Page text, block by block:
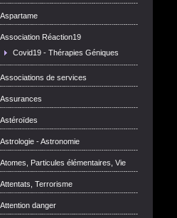
Aspartame
Association Réaction19
Covid19 - Thérapies Géniques
Associations de services
Assurances
Astéroïdes
Astrologie - Astronomie
Atomes, Particules élémentaires, Vie
Attentats, Terrorisme
Attention danger